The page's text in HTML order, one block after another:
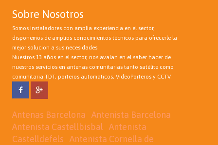
Sobre Nosotros
Somos instaladores con amplia experiencia en el sector,
disponemos de amplios conocimientos técnicos para ofrecerle la
mejor solucion a sus necesidades.
Nuestros 13 años en el sector, nos avalan en el saber hacer de
nuestros servicios en antenas comunitarias tanto satélite como
comunitaria TDT, porteros automaticos, VideoPorteros y CCTV.
Antenas Barcelona
Antenista Barcelona
Antenista Castellbisbal
Antenista
Castelldefels
Antenista Cornella de